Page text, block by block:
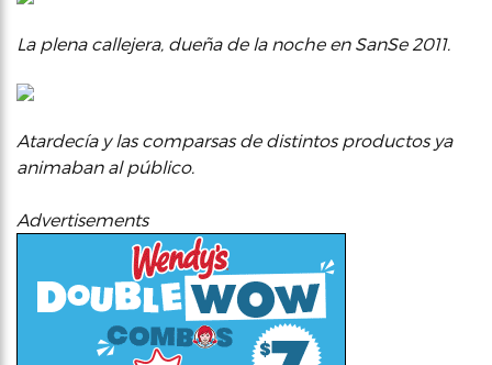
La plena callejera, dueña de la noche en SanSe 2011.
Atardecía y las comparsas de distintos productos ya
animaban al público.
Advertisements